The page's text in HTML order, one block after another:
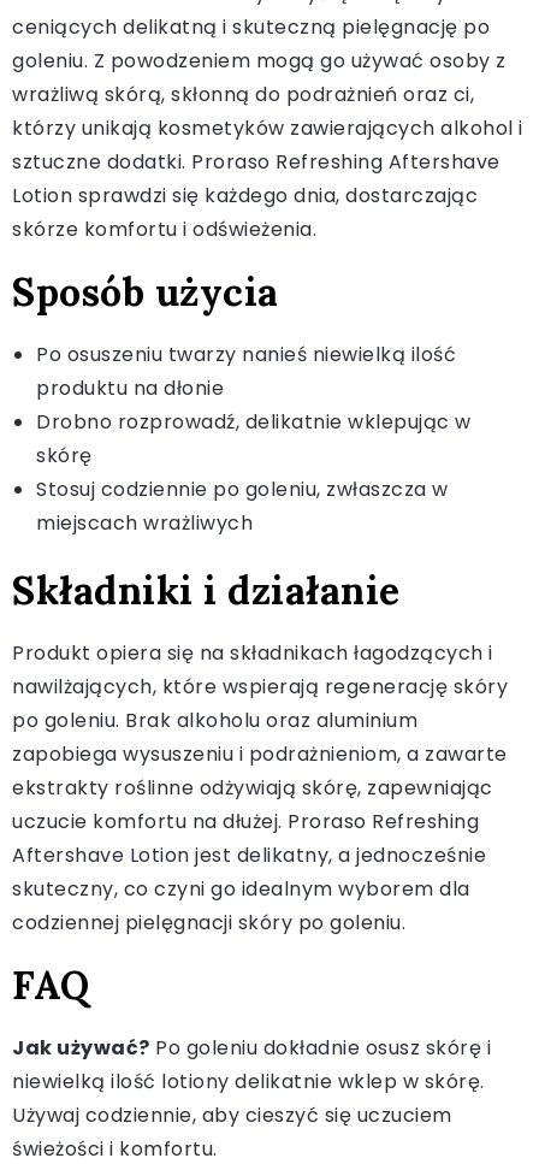
ceniących delikatną i skuteczną pielęgnację po
goleniu. Z powodzeniem mogą go używać osoby z
wrażliwą skórą, skłonną do podrażnień oraz ci,
którzy unikają kosmetyków zawierających alkohol i
sztuczne dodatki. Proraso Refreshing Aftershave
Lotion sprawdzi się każdego dnia, dostarczając
skórze komfortu i odświeżenia.
Sposób użycia
Po osuszeniu twarzy nanieś niewielką ilość
produktu na dłonie
Drobno rozprowadź, delikatnie wklepując w
skórę
Stosuj codziennie po goleniu, zwłaszcza w
miejscach wrażliwych
Składniki i działanie
Produkt opiera się na składnikach łagodzących i
nawilżających, które wspierają regenerację skóry
po goleniu. Brak alkoholu oraz aluminium
zapobiega wysuszeniu i podrażnieniom, a zawarte
ekstrakty roślinne odżywiają skórę, zapewniając
uczucie komfortu na dłużej. Proraso Refreshing
Aftershave Lotion jest delikatny, a jednocześnie
skuteczny, co czyni go idealnym wyborem dla
codziennej pielęgnacji skóry po goleniu.
FAQ
Jak używać? Po goleniu dokładnie osusz skórę i
niewielką ilość lotiony delikatnie wklep w skórę.
Używaj codziennie, aby cieszyć się uczuciem
świeżości i komfortu.